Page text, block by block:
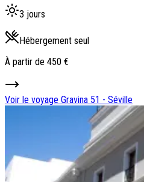
3 jours
Hébergement seul
À partir de 450 €
Voir le voyage Gravina 51 - Séville